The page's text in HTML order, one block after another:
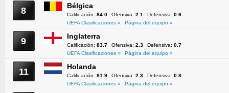
8 Bélgica
Calificación: 84.0 Ofensiva: 2.1 Defensiva: 0.6
UEFA Clasificaciones »
Página del equipo »
9 Inglaterra
Calificación: 83.7 Ofensiva: 2.3 Defensiva: 0.7
UEFA Clasificaciones »
Página del equipo »
11 Holanda
Calificación: 81.9 Ofensiva: 2.3 Defensiva: 0.8
UEFA Clasificaciones »
Página del equipo »